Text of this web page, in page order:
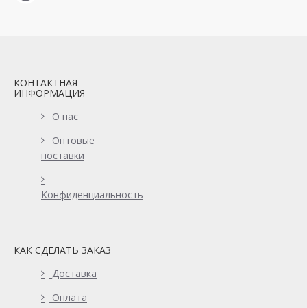
КОНТАКТНАЯ
ИНФОРМАЦИЯ
О нас
Оптовые
поставки
Конфиденциальность
КАК СДЕЛАТЬ ЗАКАЗ
Доставка
Оплата